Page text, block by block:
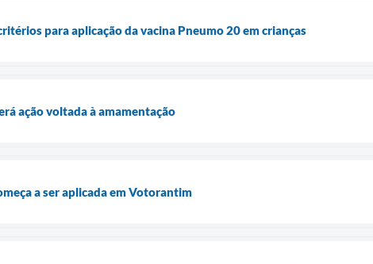
para aplicação da vacina Pneumo 20 em crianças
ação voltada à amamentação
a ser aplicada em Votorantim